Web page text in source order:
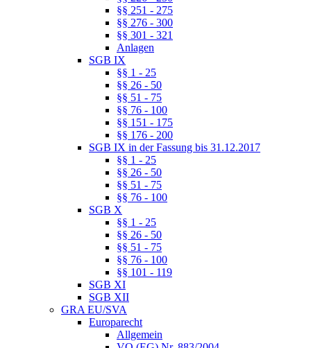
§§ 251 - 275
§§ 276 - 300
§§ 301 - 321
Anlagen
SGB IX
§§ 1 - 25
§§ 26 - 50
§§ 51 - 75
§§ 76 - 100
§§ 151 - 175
§§ 176 - 200
SGB IX in der Fassung bis 31.12.2017
§§ 1 - 25
§§ 26 - 50
§§ 51 - 75
§§ 76 - 100
SGB X
§§ 1 - 25
§§ 26 - 50
§§ 51 - 75
§§ 76 - 100
§§ 101 - 119
SGB XI
SGB XII
GRA EU/SVA
Europarecht
Allgemein